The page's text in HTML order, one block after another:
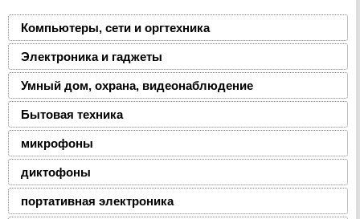
Компьютеры, сети и оргтехника
Электроника и гаджеты
Умный дом, охрана, видеонаблюдение
Бытовая техника
микрофоны
диктофоны
портативная электроника